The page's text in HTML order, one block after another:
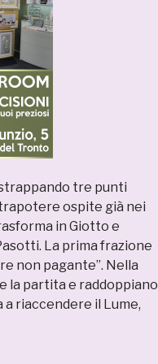
tre punti
ospite già nei
in Giotto e
La prima frazione
non pagante”. Nella
la partita e raddoppiano
a riaccendere il Lume,